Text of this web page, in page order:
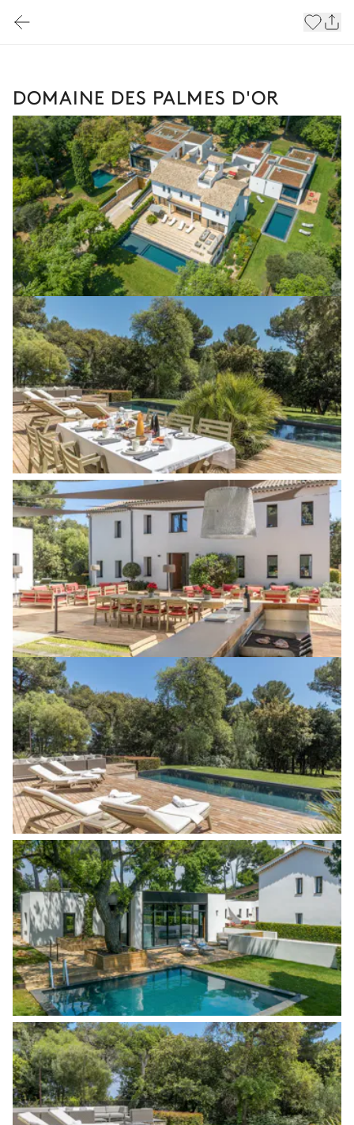
DOMAINE DES PALMES D'OR